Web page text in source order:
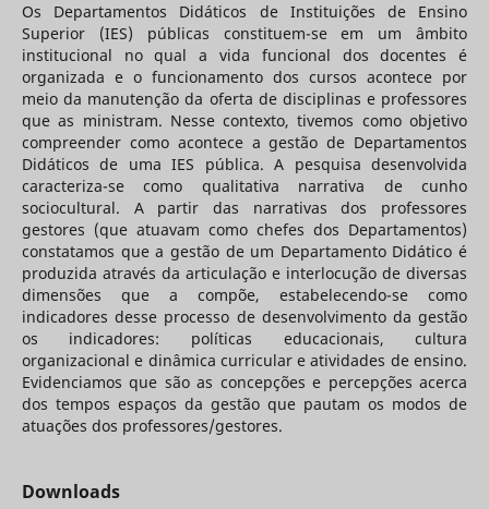
Os Departamentos Didáticos de Instituições de Ensino
Superior (IES) públicas constituem-se em um âmbito
institucional no qual a vida funcional dos docentes é
organizada e o funcionamento dos cursos acontece por
meio da manutenção da oferta de disciplinas e professores
que as ministram. Nesse contexto, tivemos como objetivo
compreender como acontece a gestão de Departamentos
Didáticos de uma IES pública. A pesquisa desenvolvida
caracteriza-se como qualitativa narrativa de cunho
sociocultural. A partir das narrativas dos professores
gestores (que atuavam como chefes dos Departamentos)
constatamos que a gestão de um Departamento Didático é
produzida através da articulação e interlocução de diversas
dimensões que a compõe, estabelecendo-se como
indicadores desse processo de desenvolvimento da gestão
os indicadores: políticas educacionais, cultura
organizacional e dinâmica curricular e atividades de ensino.
Evidenciamos que são as concepções e percepções acerca
dos tempos espaços da gestão que pautam os modos de
atuações dos professores/gestores.
Downloads